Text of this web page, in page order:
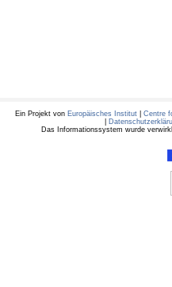
Ein Projekt von Europäisches Institut
Centre
Das Informationssystem wurde